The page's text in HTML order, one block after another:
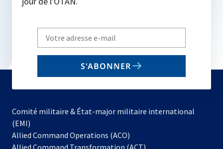
Write
your
email
S'ABONNER
Comité militaire & État-major militaire international
(EMI)
Allied Command Operations (ACO)
dans